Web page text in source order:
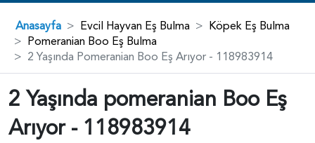
Anasayfa Evcil Hayvan Eş Bulma
Köpek Eş Bulma
Pomeranian Boo Eş Bulma
2 Yaşında Pomeranian Boo Eş Arıyor - 118983914
2 Yaşında pomeranian Boo Eş
Arıyor - 118983914